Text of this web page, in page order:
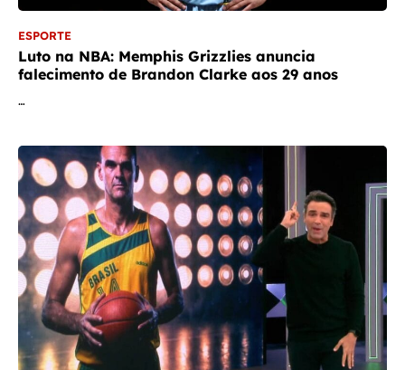
ESPORTE
Luto na NBA: Memphis Grizzlies anuncia
falecimento de Brandon Clarke aos 29 anos
…